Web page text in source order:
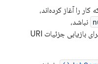
را آغاز کرده‌اند،
نباشد،
برای بازیابی جزئیات URI